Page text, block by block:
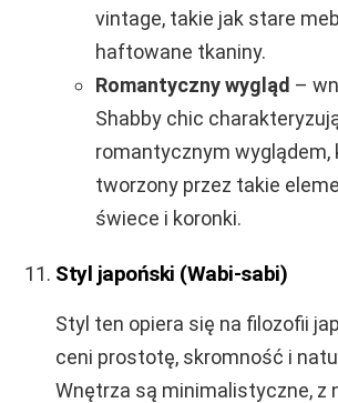
vintage, takie jak stare
haftowane tkaniny.
Romantyczny wygląd –
Shabby chic
romantycznym wyglądem,
tworzony przez takie
świece i koronki.
Styl japoński (Wabi-sabi)
Styl ten opiera się na filozofii
ceni prostotę, skromność i
Wnętrza są minimalistyczne, z